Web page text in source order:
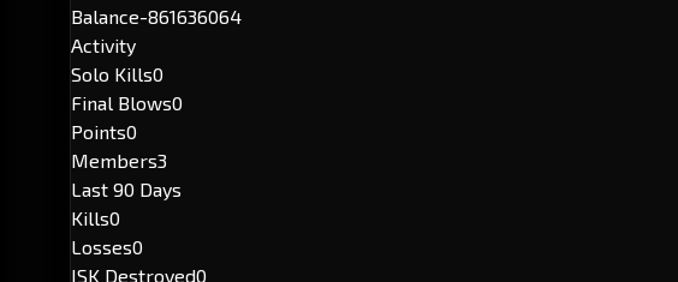
Balance-861636064
Activity
Solo Kills0
Final Blows0
Points0
Members3
Last 90 Days
Kills0
Losses0
ISK Destroyed0